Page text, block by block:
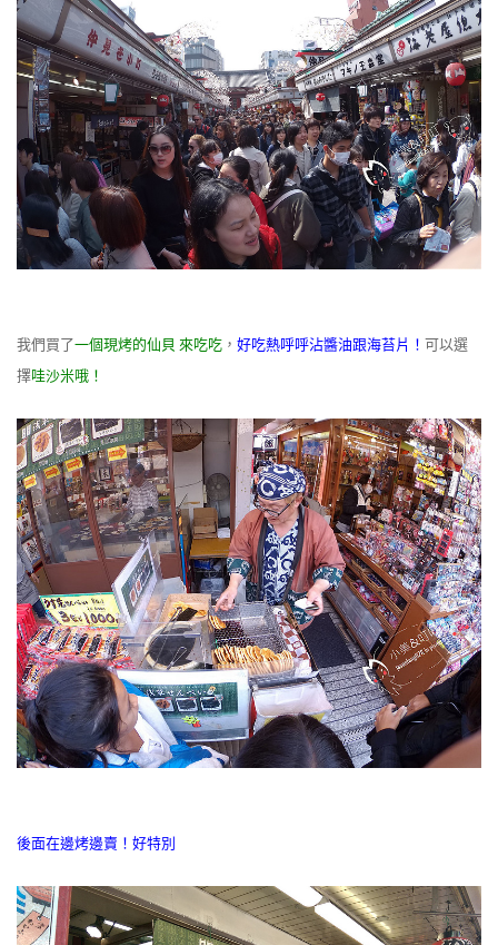
我們買了一個現烤的仙貝 來吃吃 ， 好吃熱呼呼沾醬油跟海苔片！ 可以選
擇哇沙米哦！
後面在邊烤邊賣！好特別